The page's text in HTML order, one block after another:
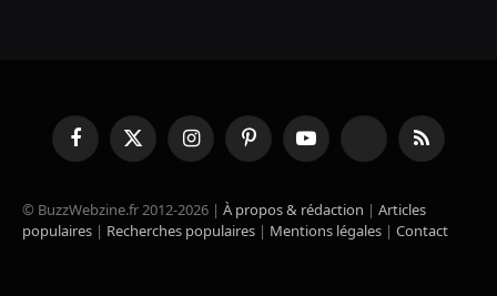
FacebookX
(Twitter)
InstagramPinterestYouTube TikTok RSS
© BuzzWebzine.fr 2012-2026 | À propos & rédaction | Articles
populaires | Recherches populaires | Mentions légales | Contact